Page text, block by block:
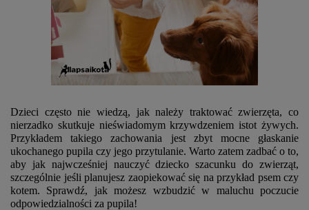
Dzieci często nie wiedzą, jak należy traktować zwierzęta, co
nierzadko skutkuje nieświadomym krzywdzeniem istot żywych.
Przykładem takiego zachowania jest zbyt mocne głaskanie
ukochanego pupila czy jego przytulanie. Warto zatem zadbać o to,
aby jak najwcześniej nauczyć dziecko szacunku do zwierząt,
szczególnie jeśli planujesz zaopiekować się na przykład psem czy
kotem. Sprawdź, jak możesz wzbudzić w maluchu poczucie
odpowiedzialności za pupila!